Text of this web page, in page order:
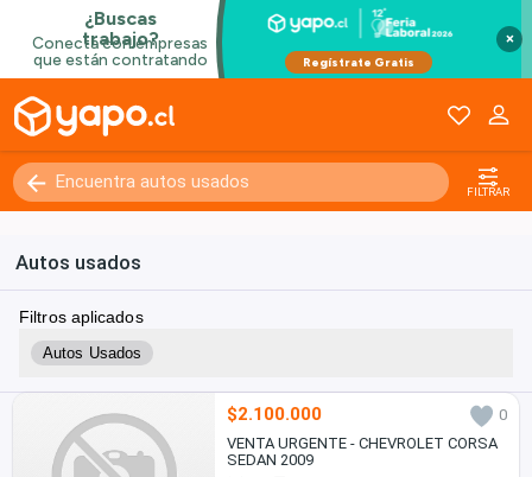
×
FILTRAR
Autos usados
Filtros aplicados
Autos Usados
$2.100.000
0
VENTA URGENTE - CHEVROLET CORSA
SEDAN 2009